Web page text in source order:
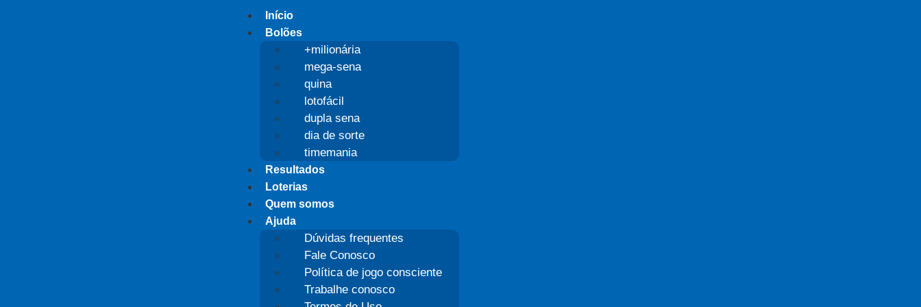
Início
Bolões
+milionária
mega-sena
quina
lotofácil
dupla sena
dia de sorte
timemania
Resultados
Loterias
Quem somos
Ajuda
Dúvidas frequentes
Fale Conosco
Política de jogo consciente
Trabalhe conosco